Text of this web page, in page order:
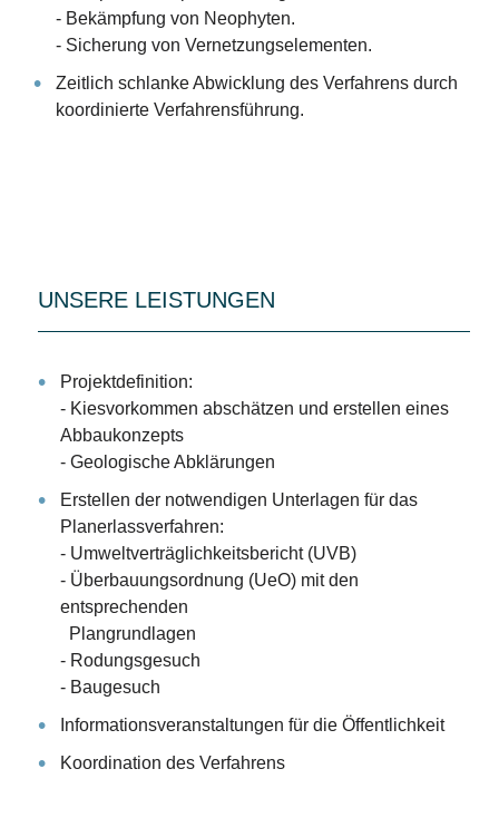
- Bekämpfung von Neophyten.
- Sicherung von Vernetzungselementen.
Zeitlich schlanke Abwicklung des Verfahrens durch
koordinierte Verfahrensführung.
UNSERE LEISTUNGEN
Projektdefinition:
- Kiesvorkommen abschätzen und erstellen eines
Abbaukonzepts
- Geologische Abklärungen
Erstellen der notwendigen Unterlagen für das
Planerlassverfahren:
- Umweltverträglichkeitsbericht (UVB)
- Überbauungsordnung (UeO) mit den
entsprechenden
Plangrundlagen
- Rodungsgesuch
- Baugesuch
Informationsveranstaltungen für die Öffentlichkeit
Koordination des Verfahrens